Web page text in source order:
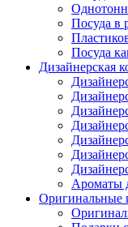
Посуда в
Посуда
Дизайнерская
Ароматы
Оригинальные